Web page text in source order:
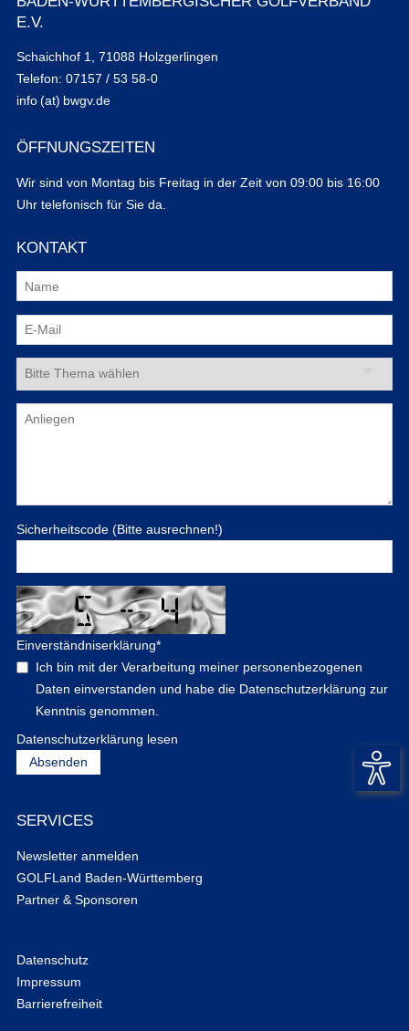
E.V.
Schaichhof 1, 71088 Holzgerlingen
Telefon: 07157 / 53 58-0
info (at) bwgv.de
ÖFFNUNGSZEITEN
Wir sind von Montag bis Freitag in der Zeit von 09:00 bis 16:00
Uhr telefonisch für Sie da.
KONTAKT
Sicherheitscode (Bitte ausrechnen!)
Einverständniserklärung*
Ich bin mit der Verarbeitung meiner personenbezogenen
Daten einverstanden und habe die Datenschutzerklärung zur
Kenntnis genommen.
Datenschutzerklärung lesen
SERVICES
Newsletter anmelden
GOLFLand Baden-Württemberg
Partner & Sponsoren
Datenschutz
Impressum
Barrierefreiheit